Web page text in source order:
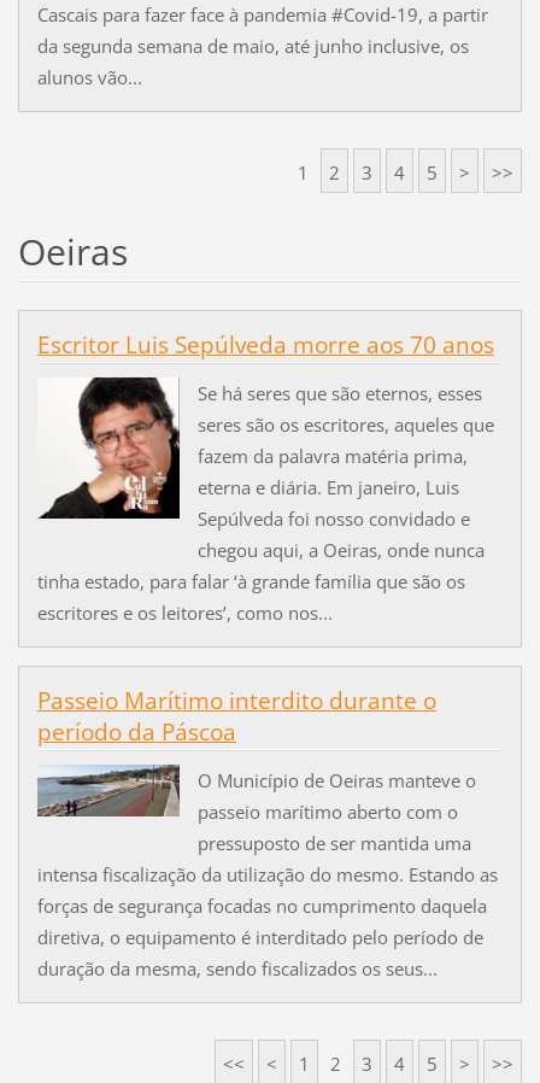
Cascais para fazer face à pandemia #Covid-19, a partir
da segunda semana de maio, até junho inclusive, os
alunos vão...
1 2 3 4 5 > >>
Oeiras
Escritor Luis Sepúlveda morre aos 70 anos
​Se há seres que são eternos, esses
seres são os escritores, aqueles que
fazem da palavra matéria prima,
eterna e diária. Em janeiro, Luis
Sepúlveda foi nosso convidado e
chegou aqui, a Oeiras, onde nunca
tinha estado, para falar ‘à grande família que são os
escritores e os leitores’, como nos...
Passeio Marítimo interdito durante o
período da Páscoa
O Município de Oeiras manteve o
passeio marítimo aberto com o
pressuposto de ser mantida uma
intensa fiscalização da utilização do mesmo. Estando as
forças de segurança focadas no cumprimento daquela
diretiva, o equipamento é interditado pelo período de
duração da mesma, sendo fiscalizados os seus...
<< < 1 2 3 4 5 > >>